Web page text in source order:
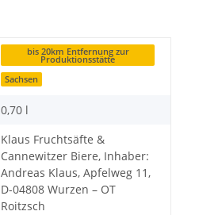
bis 20km Entfernung zur
Produktionsstätte
Sachsen
0,70 l
Klaus Fruchtsäfte &
Cannewitzer Biere, Inhaber:
Andreas Klaus, Apfelweg 11,
D-04808 Wurzen – OT
Roitzsch